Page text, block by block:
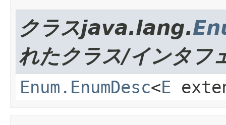
クラスjava.lang.
れたクラス/インタフ
Enum.EnumDesc<E